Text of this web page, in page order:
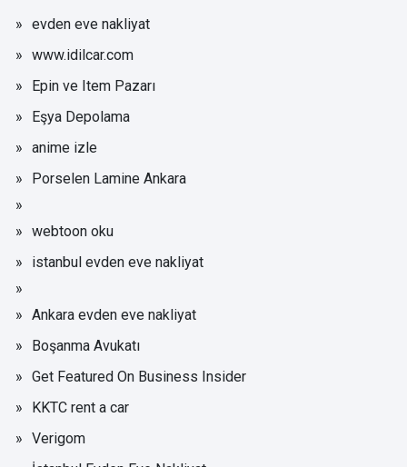
evden eve nakliyat
www.idilcar.com
Epin ve Item Pazarı
Eşya Depolama
anime izle
Porselen Lamine Ankara
webtoon oku
istanbul evden eve nakliyat
Ankara evden eve nakliyat
Boşanma Avukatı
Get Featured On Business Insider
KKTC rent a car
Verigom